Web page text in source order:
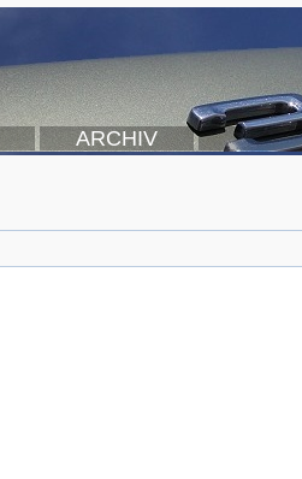
ARCHIV